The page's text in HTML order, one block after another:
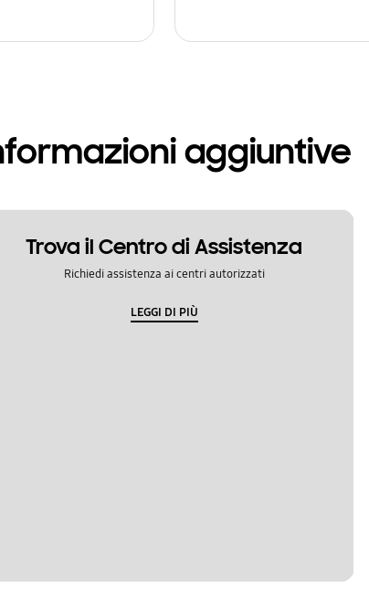
aggiuntive
Trova il Centro di Assistenza
Richiedi assistenza ai centri autorizzati
LEGGI DI PIÙ